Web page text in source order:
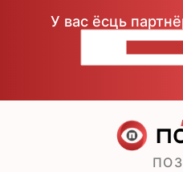
У вас ёсць